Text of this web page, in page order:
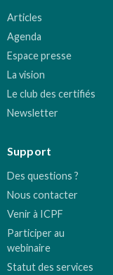
Articles
Agenda
Espace presse
La vision
Le club des certifiés
Newsletter
Support
Des questions ?
Nous contacter
Venir à ICPF
Participer au
webinaire
Statut des services